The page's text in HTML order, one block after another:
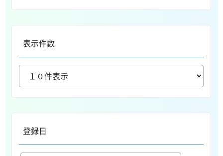
表示件数
登録日